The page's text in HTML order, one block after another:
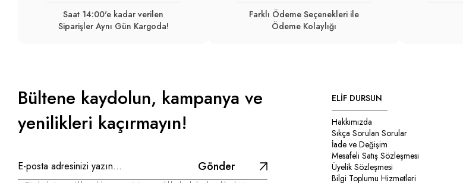
Saat 14:00'e kadar verilen
Siparişler Aynı Gün Kargoda!
Farklı Ödeme Seçenekleri ile
Ödeme Kolaylığı
Bültene kaydolun, kampanya ve
yenilikleri kaçırmayın!
Gönder
ELİF DURSUN
Hakkımızda
Sıkça Sorulan Sorular
İade ve Değişim
Mesafeli Satış Sözleşmesi
Üyelik Sözleşmesi
Bilgi Toplumu Hizmetleri